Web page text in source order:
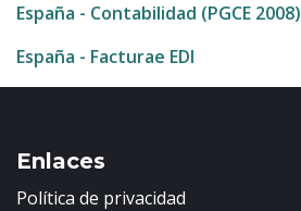
España - Contabilidad (PGCE 2008)
España - Facturae EDI
Enlaces
Política de privacidad